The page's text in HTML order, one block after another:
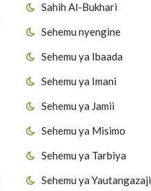
Sahih Al-Bukhari
Sehemu nyengine
Sehemu ya Ibaada
Sehemu ya Imani
Sehemu ya Jamii
Sehemu ya Misimo
Sehemu ya Tarbiya
Sehemu ya Yautangazaji